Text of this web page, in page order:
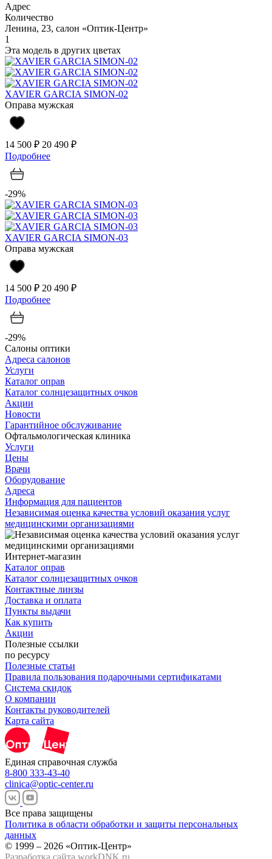
Адрес
Количество
Ленина, 23, салон «Оптик-Центр»
1
Эта модель в других цветах
XAVIER GARCIA SIMON-02
Оправа мужская
14 500 ₽ 20 490 ₽
Подробнее
-29%
XAVIER GARCIA SIMON-03
Оправа мужская
14 500 ₽ 20 490 ₽
Подробнее
-29%
Салоны оптики
Адреса салонов
Услуги
Каталог оправ
Каталог солнцезащитных очков
Акции
Новости
Гарантийное обслуживание
Офтальмологическая клиника
Услуги
Цены
Врачи
Оборудование
Адреса
Информация для пациентов
Независимая оценка качества условий оказания услуг
медицинскими организациями
Интернет-магазин
Каталог оправ
Каталог солнцезащитных очков
Контактные линзы
Доставка и оплата
Пункты выдачи
Как купить
Акции
Полезные ссылки
по ресурсу
Полезные статьи
Правила пользования подарочными сертификатами
Система скидок
О компании
Контакты руководителей
Карта сайта
Единая справочная служба
8-800 333-43-40
clinica@optic-center.ru
Все права защищены
Политика в области обработки и защиты персональных
данных
© 1999 – 2026 «Оптик-Центр»
Разработка сайта workDNK.ru